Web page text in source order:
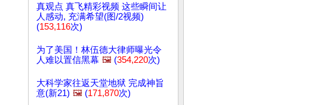
真观点 真飞精彩视频 这些瞬间让
人感动, 充满希望(图/2视频)
(153,116次)
为了美国！林伍德大律师曝光令
人难以置信黑幕 🖼️ (354,220次)
大科学家往返天堂地狱 完成神旨
意(新21) 🖼️ (171,870次)